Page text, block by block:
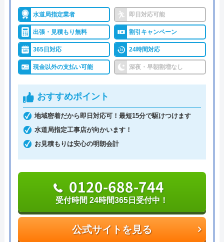
うまい棒エビマヨ
2 か月前
イレの交換部分もその都度言って下さって助
かりました。
Googleクチコミを見る
できます。
家庭の水回りのトラブルについては、パッキン交換
などの軽作業からリフォームなどの大掛かりな工事
まで対応しているので、どんなお悩みも解決しても
らえます。作業の規模にかかわらず無料で見積もり
0553-22-9025
受付時間 -
奥井商工の基本情報
運営会社 株式会社奥井商工
奥井和也
水道局指定業者 即日対応可能
出張・見積もり無料 割引キャンペーン
365日対応 24時間対応
現金以外の支払い可能 深夜・早朝割増なし
おすすめポイント
地域密着だから即日対応可！最短15分で駆けつけます
水道局指定工事店が向かいます！
お見積もりは安心の明朗会計
公式サイトを見る
0120-688-744
受付時間 24時間365日受付中！